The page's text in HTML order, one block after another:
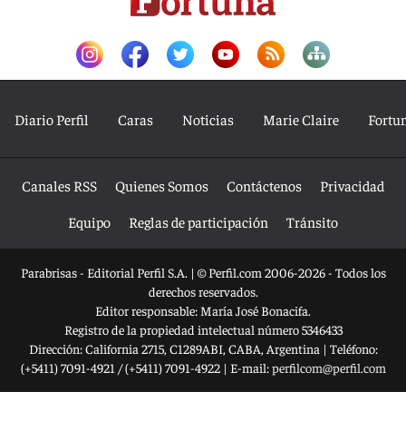
Diario Perfil Caras Noticias Marie Claire
Canales RSS Quienes Somos Contáctenos
Privacidad
Equipo
Reglas de participación Tránsito
Parabrisas - Editorial Perfil S.A. | © Perfil.com 2006-2026 - Todos los
derechos reservados.
Editor responsable: María José Bonacifa.
Registro de la propiedad intelectual número 5346433
Dirección:California 2715, C1289ABI, CABA, Argentina | Teléfono:
(+5411) 7091-4921 /(+5411) 7091-4922| E-mail:perfilcom@perfil.com